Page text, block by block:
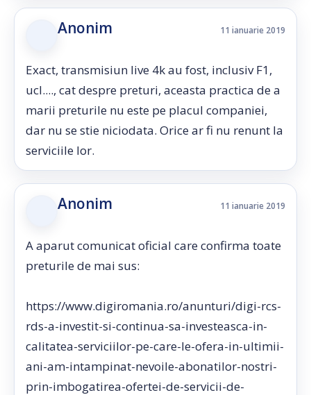
Anonim 11 ianuarie 2019
Exact, transmisiun live 4k au fost, inclusiv F1,
ucl...., cat despre preturi, aceasta practica de a
marii preturile nu este pe placul companiei,
dar nu se stie niciodata. Orice ar fi nu renunt la
serviciile lor.
Anonim 11 ianuarie 2019
A aparut comunicat oficial care confirma toate
preturile de mai sus:
https://www.digiromania.ro/anunturi/digi-rcs-
rds-a-investit-si-continua-sa-investeasca-in-
calitatea-serviciilor-pe-care-le-ofera-in-ultimii-
ani-am-intampinat-nevoile-abonatilor-nostri-
prin-imbogatirea-ofertei-de-servicii-de-